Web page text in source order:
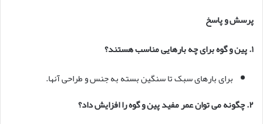
پرسش و پاسخ
۱.پین و گوه برای چه بارهایی مناسب هستند؟
برای بارهای سبک تا سنگین بسته به جنس و طراحی آنها.
۲.چگونه می توان عمر مفید پین و گوه را افزایش داد؟